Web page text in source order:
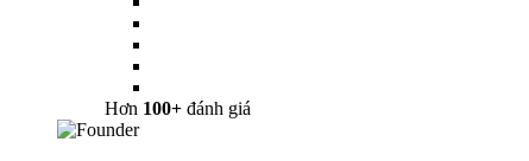
Hơn 100+ đánh giá